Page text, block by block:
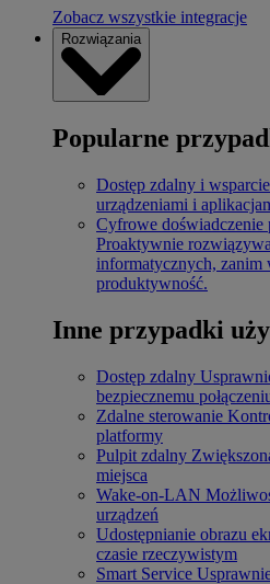
Zobacz wszystkie integracje
Rozwiązania
Popularne
Dostęp zdalny i wsparcie
urządzeniami i
Cyfrowe
Proaktywnie
informatycznych, zanim
produktywność.
Inne przypadki
Dostęp zdalny
bezpiecznemu
Zdalne sterowanie
platformy
Pulpit zdalny
miejsca
Wake-on-LAN
urządzeń
Udostępnianie obrazu
czasie rzeczywistym
Smart Service